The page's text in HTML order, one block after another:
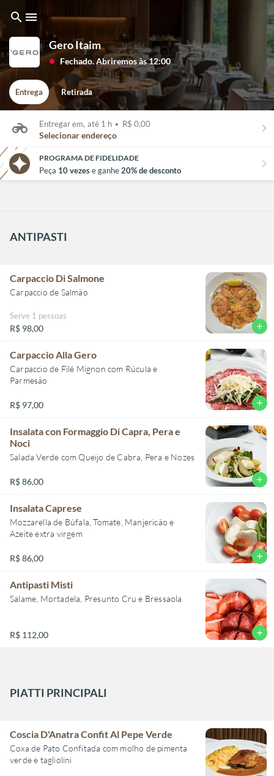
search menu
Gero Itaim
lens Fechado. Abriremos às 12:00
Entrega Retirada
Entregar em, até 1 h • R$ 0,00
Selecionar endereço keyboard_arrow_right
PROGRAMA DE FIDELIDADE
Peça 10 vezese ganhe20% de desconto chevron_right
ANTIPASTI
Carpaccio Di Salmone
Carpaccio de Salmão
Serve 1 pessoas
R$ 98,00 add
Carpaccio Alla Gero
Carpaccio de Filé Mignon com Rúcula e
Parmesão
R$ 97,00 add
Insalata con Formaggio Di Capra, Pera e
Noci
Salada Verde com Queijo de Cabra, Pera e Nozes
R$ 86,00 add
Insalata Caprese
Mozzarella de Búfala, Tomate, Manjericão e
Azeite extra virgem
R$ 86,00 add
Antipasti Misti
Salame, Mortadela, Presunto Cru e Bressaola
R$ 112,00 add
PIATTI PRINCIPALI
Coscia D'Anatra Confit Al Pepe Verde
Coxa de Pato Confitada com molho de pimenta
verde e tagliolini